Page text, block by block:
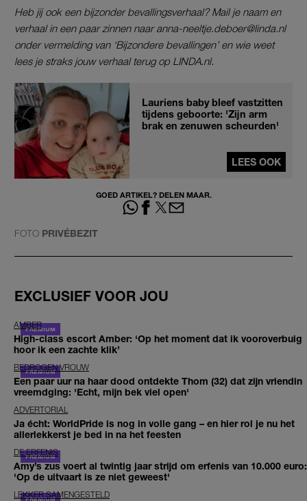
Heb jij ook een bijzonder bevallingsverhaal? Mail je naam en
verhaal in een paar zinnen naar anna-neeltje.deboer@linda.nl
onder vermelding van ‘Bijzondere bevallingen’ en wie weet
lees je straks jouw verhaal terug op LINDA.nl.
Lauriens baby bleef vastzitten
tijdens geboorte: 'Zijn arm
brak en zenuwen scheurden'
LEES OOK
GOED ARTIKEL? DELEN MAAR.
FOTO PRIVÉBEZIT
EXCLUSIEF VOOR JOU
AMBER
High-class escort Amber: ‘Op het moment dat ik vooroverbuig
hoor ik een zachte klik’
BEDROGEN VROUW
Een paar uur na haar dood ontdekte Thom (32) dat zijn vriendin
vreemdging: 'Echt, mijn bek viel open'
ADVERTORIAL
Ja écht: WorldPride is nog in volle gang – en hier rol je nu het
allerlekkerst je bed in na het feesten
DE ERFENIS
Amy’s zus voert al twintig jaar strijd om erfenis van 10.000 euro:
'Op de uitvaart is ze niet geweest'
LEKKER SAMENGESTELD